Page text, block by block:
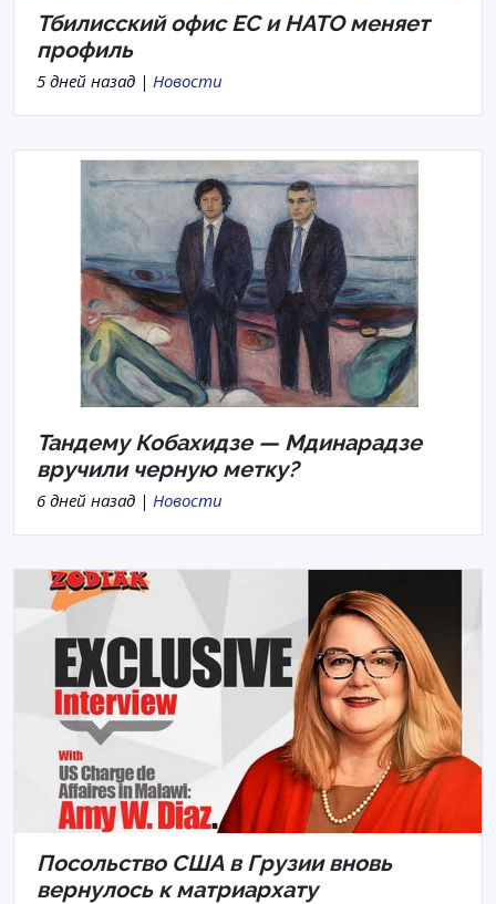
Тбилисский офис ЕС и НАТО меняет
профиль
5 дней назад | Новости
Тандему Кобахидзе — Мдинарадзе
вручили черную метку?
6 дней назад | Новости
Посольство США в Грузии вновь
вернулось к матриархату